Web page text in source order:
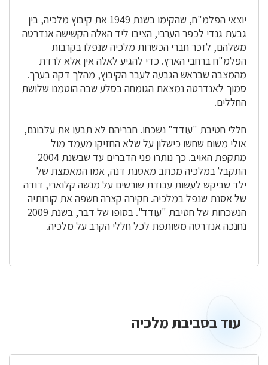
יוצאי הפלמ"ח, שהקימו בשנת 1949 את קיבוץ מלכיה, בין
גבעת גנדי לכפר הערבי, הציבו ליד האלה הקשישה אנדרטה
משלהם, לזכר חברי הכשרות מלכיה שנפלו בקרבות
הפלמ"ח ברחבי הארץ. כדי להגיע לאלה אין אלא לרדת
מהמצבה שבראש הגבעה לעבר הקיבוץ, מהלך דקה בערך.
סמוך לאנדרטה נמצאת הגומחה בסלע שבה הוטמנו שלושת
החללים.
חללי חטיבת "עודד" נשכחו. חבריהם לא תבעו את עלבונם,
אולי משום שחשו כישלון על שלא החזיקו מעמד מול
מתקפת האויב. כך נותרו פני הדברים עד שבשנת 2004
התקבל במלכיה מכתב מאסנת דנה, אמו המאמצת של
ילד שביקש לעשות עבודת שורשים על מנשה קלוארי, דודה
של אסנת שנפל במלכיה. חקירה קצרה חשפה את קורותיה
הנשכחות של חטיבת "עודד". בסופו של דבר, בשנת 2009
נחנכה אנדרטה משותפת לכל חללי הקרב על מלכיה.
עוד בסביבת מלכיה